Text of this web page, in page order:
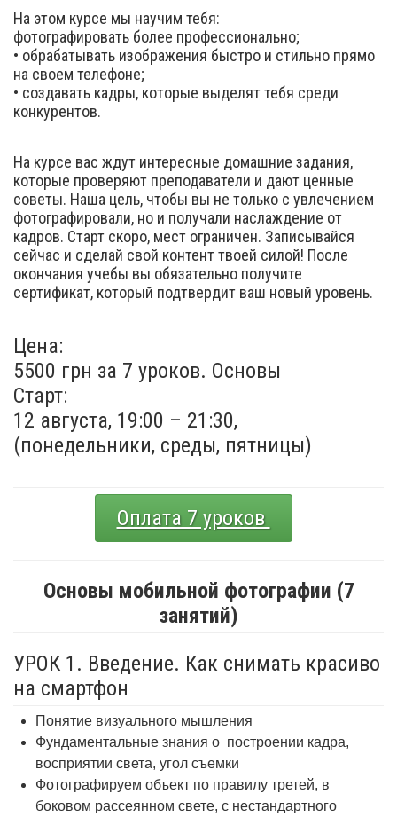
На этом курсе мы научим тебя:
фотографировать более профессионально;
• обрабатывать изображения быстро и стильно прямо
на своем телефоне;
• создавать кадры, которые выделят тебя среди
конкурентов.
На курсе вас ждут интересные домашние задания,
которые проверяют преподаватели и дают ценные
советы. Наша цель, чтобы вы не только с увлечением
фотографировали, но и получали наслаждение от
кадров. Старт скоро, мест ограничен. Записывайся
сейчас и сделай свой контент твоей силой! После
окончания учебы вы обязательно получите
сертификат, который подтвердит ваш новый уровень.
Цена:
5500 грн за 7 уроков. Основы
Старт:
12 августа, 19:00 – 21:30,
(понедельники, среды, пятницы)
Оплата 7 уроков
Основы мобильной фотографии (7
занятий)
УРОК 1. Введение. Как снимать красиво
на смартфон
Понятие визуального мышления
Фундаментальные знания о построении кадра,
восприятии света, угол съемки
Фотографируем объект по правилу третей, в
боковом рассеянном свете, с нестандартного